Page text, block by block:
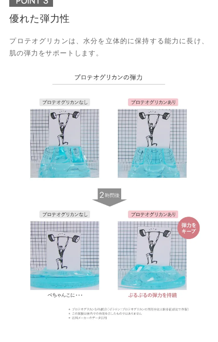
優れた弾力性
プロテオグリカンは、水分を立体的に保持する能力に長け、
肌の弾力をサポートします。